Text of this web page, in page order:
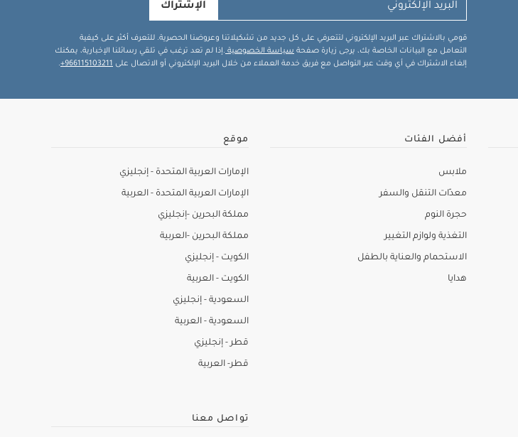
الإشتراك
قومي بالاشتراك عبر البريد الإلكتروني لتتعرفي على كل جديد من تشكيلاتنا وعروضنا الحصرية. للتعرف أكثر على كيفية
التعامل مع البيانات الخاصة بك، يرجى زيارة صفحة سياسة الخصوصية .إذا لم تعد ترغب في تلقي رسائلنا الإخبارية، يمكنك
إلغاء الاشتراك في أي وقت عبر التواصل مع فريق خدمة العملاء من خلال البريد الإلكتروني أو الاتصال على 966115103211+
.
أفضل الفئات
ملابس
معدّات التنقل والسفر
حجرة النوم
التغذية ولوازم التغيير
الاستحمام والعناية بالطفل
هدايا
موقع
الإمارات العربية المتحدة - إنجليزي
الإمارات العربية المتحدة - العربية
مملكة البحرين -إنجليزي
مملكة البحرين -العربية
الكويت - إنجليزي
الكويت - العربية
السعودية - إنجليزي
السعودية - العربية
قطر - إنجليزي
قطر- العربية
تواصل معنا